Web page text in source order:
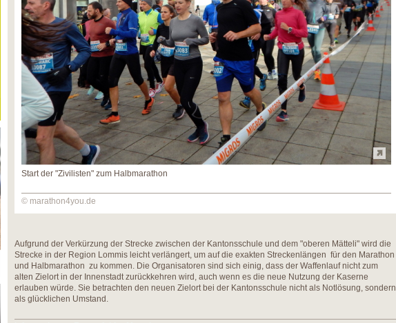
Start der "Zivilisten" zum Halbmarathon
© marathon4you.de
Aufgrund der Verkürzung der Strecke zwischen der Kantonsschule und dem "oberen Mätteli" wird die
Strecke in der Region Lommis leicht verlängert, um auf die exakten Streckenlängen für den Marathon
und Halbmarathon zu kommen. Die Organisatoren sind sich einig, dass der Waffenlauf nicht zum
alten Zielort in der Innenstadt zurückkehren wird, auch wenn es die neue Nutzung der Kaserne
erlauben würde. Sie betrachten den neuen Zielort bei der Kantonsschule nicht als Notlösung, sondern
als glücklichen Umstand.